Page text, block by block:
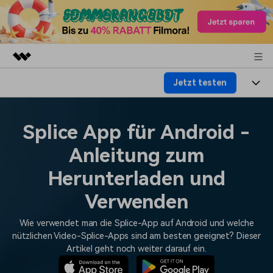
Dienstprogramme
Überblick
Über uns
Presseraum
Support
Jetzt testen
Plattformen
Video/Foto
Text
Lösungen
Marketing & Business
Lifestyle & Spaß
Video-Prompts
Über 100 heiße Video-
Meisterkurs
Beherrschen Sie
Hilfe-Center
Erste Schritte
Splice App für Android -
Anleitung zum
Herunterladen und
Verwenden
Wie verwendet man die Splice-App auf Android und welche
nützlichen Video-Splice-Apps sind am besten geeignet? Dieser
Artikel geht noch weiter darauf ein.